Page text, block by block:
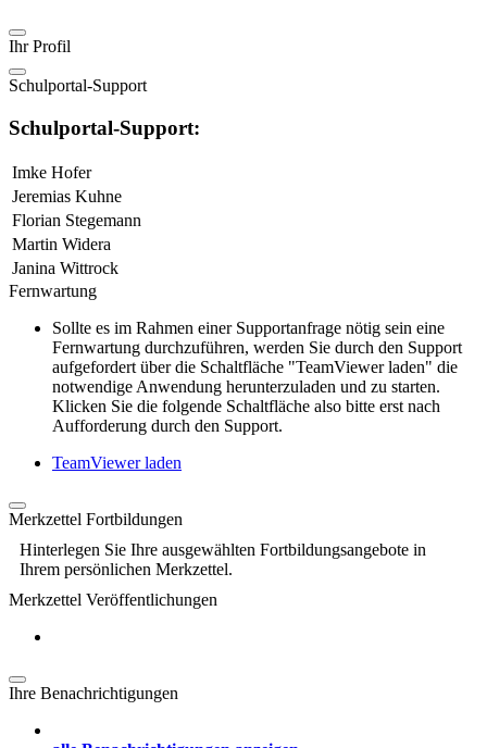
Ihr Profil
Schulportal-Support
Schulportal-Support:
Imke Hofer
Jeremias Kuhne
Florian Stegemann
Martin Widera
Janina Wittrock
Fernwartung
Sollte es im Rahmen einer Supportanfrage nötig sein eine
Fernwartung durchzuführen, werden Sie durch den Support
aufgefordert über die Schaltfläche "TeamViewer laden" die
notwendige Anwendung herunterzuladen und zu starten.
Klicken Sie die folgende Schaltfläche also bitte erst nach
Aufforderung durch den Support.
TeamViewer laden
Merkzettel Fortbildungen
Hinterlegen Sie Ihre ausgewählten Fortbildungsangebote in
Ihrem persönlichen Merkzettel.
Merkzettel Veröffentlichungen
Ihre Benachrichtigungen